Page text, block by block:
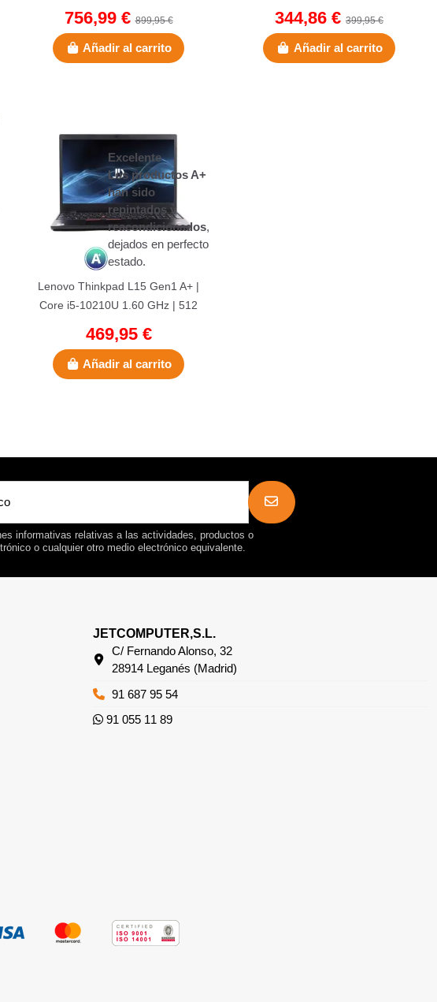
15,6"...
756,99 €899,95 €
Añadir al carrito
344,86 € 399,95 €
Añadir al carrito
Excelente
Los productos A+
han sido
repintados y
reacondicionados,
dejados en perfecto
estado.
Lenovo Thinkpad L15 Gen1 A+ |
Core i5-10210U 1.60 GHz | 512
469,95 €
Añadir al carrito
informativas relativas a las actividades, productos o
o cualquier otro medio electrónico equivalente.
JETCOMPUTER,S.L.
C/ Fernando Alonso, 32
28914 Leganés (Madrid)
91 687 95 54
91 055 11 89